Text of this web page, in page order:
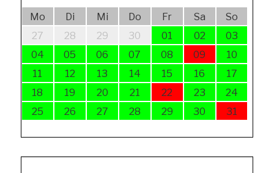
Mo Di Mi Do Fr Sa
So
27
28 29 30 01 02
03
04
05 06 07 08 09
10
11
12 13 14 15 16
17
18
19 20 21 22 23
24
25
26 27 28 29 30 31